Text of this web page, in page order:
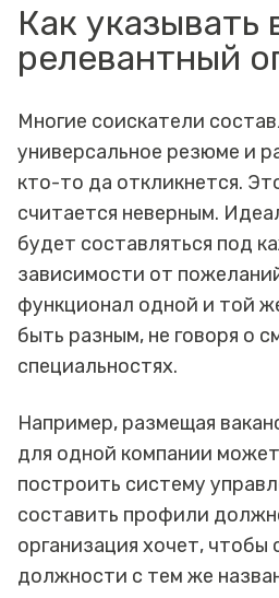
Как указывать
релевантный
Многие соискатели
универсальное резюме и
кто-то да откликнется.
считается неверным.
будет составляться под
зависимости от
функционал одной и той
быть разным, не говоря о
специальностях.
Например, размещая
для одной компании
построить систему
составить профили
организация хочет, чтобы
должности с тем же